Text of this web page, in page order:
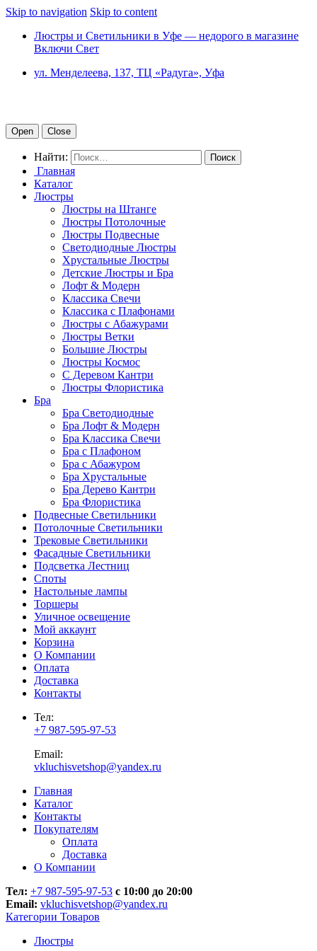
Skip to navigation Skip to content
Люстры и Светильники в Уфе — недорого в магазине
Включи Свет
ул. Менделеева, 137, ТЦ «Радуга», Уфа
Open Close
Найти:
Главная
Каталог
Люстры
Люстры на Штанге
Люстры Потолочные
Люстры Подвесные
Светодиодные Люстры
Хрустальные Люстры
Детские Люстры и Бра
Лофт & Модерн
Классика Свечи
Классика с Плафонами
Люстры с Абажурами
Люстры Ветки
Большие Люстры
Люстры Космос
С Деревом Кантри
Люстры Флористика
Бра
Бра Светодиодные
Бра Лофт & Модерн
Бра Классика Свечи
Бра с Плафоном
Бра с Абажуром
Бра Хрустальные
Бра Дерево Кантри
Бра Флористика
Подвесные Светильники
Потолочные Светильники
Трековые Светильники
Фасадные Светильники
Подсветка Лестниц
Споты
Настольные лампы
Торшеры
Уличное освещение
Мой аккаунт
Корзина
О Компании
Оплата
Доставка
Контакты
Тел:
+7 987-595-97-53
Email:
vkluchisvetshop@yandex.ru
Главная
Каталог
Контакты
Покупателям
Оплата
Доставка
О Компании
Тел: +7 987-595-97-53 с 10:00 до 20:00
Email: vkluchisvetshop@yandex.ru
Категории Товаров
Люстры